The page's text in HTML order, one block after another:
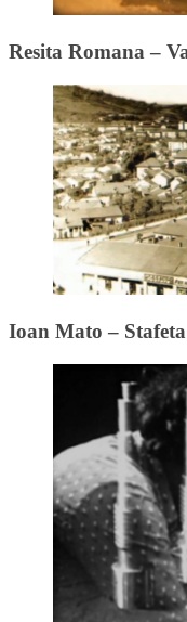
Resita Romana –
Ioan Mato – Stafeta